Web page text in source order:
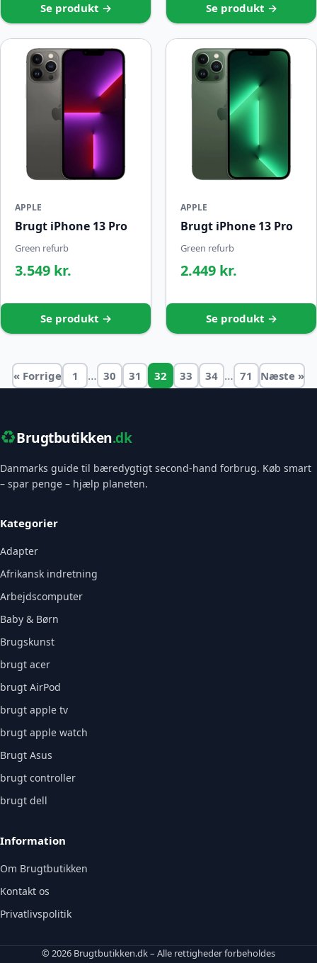
Se produkt → Se produkt →
APPLE
Brugt iPhone 13 Pro
Green refurb
3.549 kr.
Se produkt →
APPLE
Brugt iPhone 13 Pro
Green refurb
2.449 kr.
Se produkt →
« Forrige 1 … 30 31 32 33 34 … 71 Næste »
♻️Brugtbutikken.dk
Danmarks guide til bæredygtigt second-hand forbrug. Køb smart
– spar penge – hjælp planeten.
Kategorier
Adapter
Afrikansk indretning
Arbejdscomputer
Baby & Børn
Brugskunst
brugt acer
brugt AirPod
brugt apple tv
brugt apple watch
Brugt Asus
brugt controller
brugt dell
Information
Om Brugtbutikken
Kontakt os
Privatlivspolitik
© 2026 Brugtbutikken.dk – Alle rettigheder forbeholdes